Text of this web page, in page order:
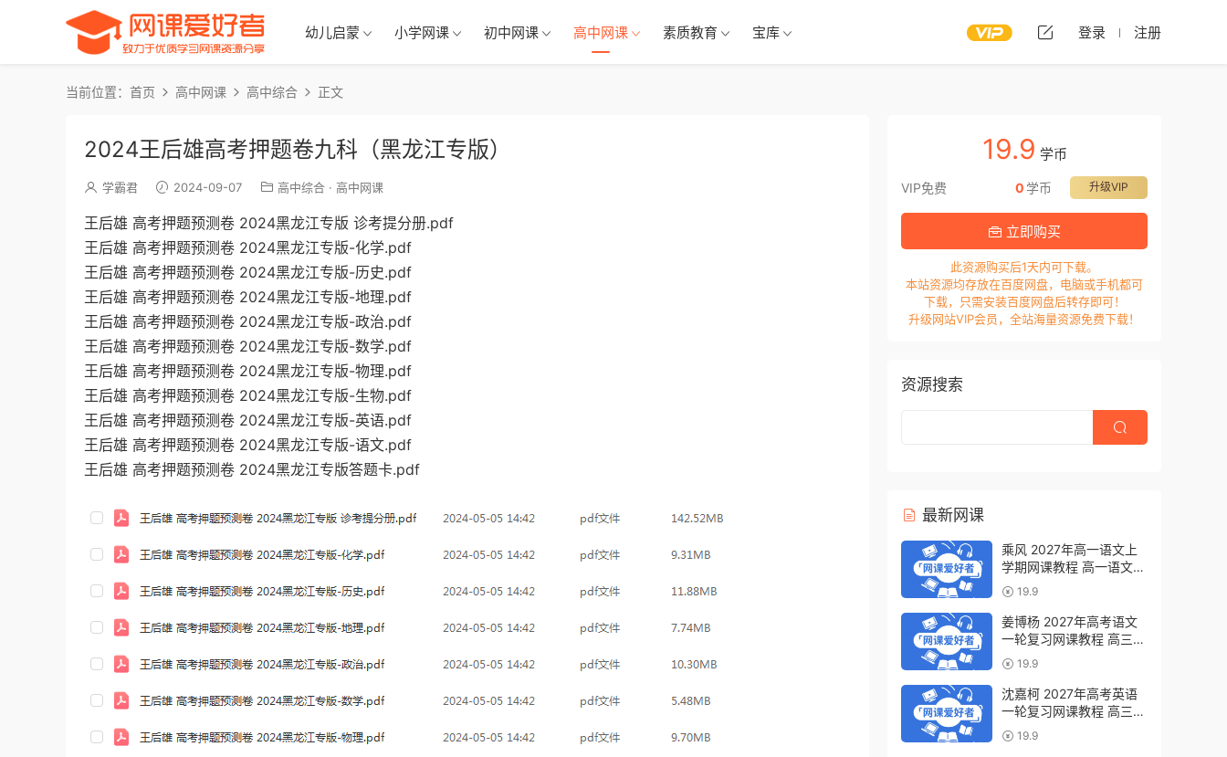
幼儿启蒙 小学网课 初中网课 高中网课 素质教育 宝库 登录 注册
当前位置： 首页 高中网课 高中综合 正文
2024王后雄高考押题卷九科（黑龙江专版）
学霸君 2024-09-07 高中综合 · 高中网课
王后雄 高考押题预测卷 2024黑龙江专版 诊考提分册.pdf
王后雄 高考押题预测卷 2024黑龙江专版-化学.pdf
王后雄 高考押题预测卷 2024黑龙江专版-历史.pdf
王后雄 高考押题预测卷 2024黑龙江专版-地理.pdf
王后雄 高考押题预测卷 2024黑龙江专版-政治.pdf
王后雄 高考押题预测卷 2024黑龙江专版-数学.pdf
王后雄 高考押题预测卷 2024黑龙江专版-物理.pdf
王后雄 高考押题预测卷 2024黑龙江专版-生物.pdf
王后雄 高考押题预测卷 2024黑龙江专版-英语.pdf
王后雄 高考押题预测卷 2024黑龙江专版-语文.pdf
王后雄 高考押题预测卷 2024黑龙江专版答题卡.pdf
19.9 学币
VIP免费 升级VIP
0 学币
立即购买
此资源购买后1天内可下载。
本站资源均存放在百度网盘，电脑或手机都可
下载，只需安装百度网盘后转存即可！
升级网站VIP会员，全站海量资源免费下载！
资源搜索
最新网课
乘风 2027年高一语文上
学期网课教程 高一语文
暑假班视频教程 百度网盘
下载
19.9
姜博杨 2027年高考语文
一轮复习网课教程 高三语
文 上学期暑假班视频教程
百度网盘下载
19.9
沈嘉柯 2027年高考英语
一轮复习网课教程 高三英
语 上学期暑假班视频教程
百度网盘下载
19.9